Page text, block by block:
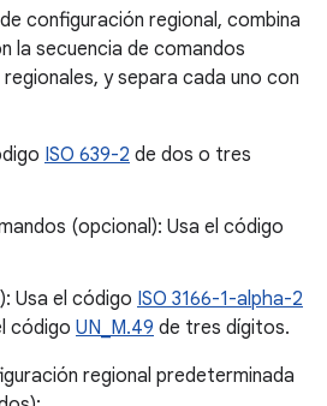
configuración regional, combina
la secuencia de comandos
y separa cada uno con
ISO 639-2 de dos o tres
(opcional): Usa el código
Usa el código ISO 3166-1-alpha-2
código UN_M.49 de tres dígitos.
regional predeterminada